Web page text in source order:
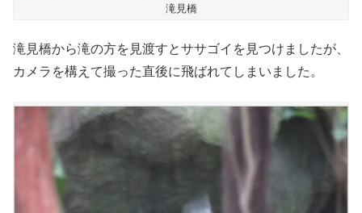
滝見橋
滝見橋から滝の方を見渡すとササゴイを見つけましたが、
カメラを構えて撮った直後に飛ばれてしまいました。